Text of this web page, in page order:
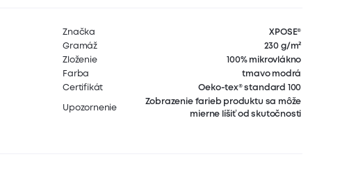
Značka
XPOSE®
Gramáž
230 g/m²
Zloženie
100% mikrovlákno
Farba
tmavo modrá
Certifikát
Oeko-tex® standard 100
Upozornenie
Zobrazenie farieb produktu sa môže
mierne líšiť od skutočnosti